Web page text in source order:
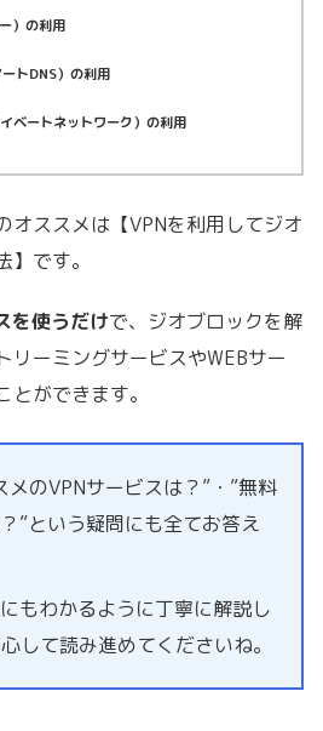
）の利用
トDNS）の利用
ベートネットワーク）の利用
オススメは【VPNを利用してジオ
です。
を使うだけで、ジオブロックを解
リーミングサービスやWEBサー
ができます。
のVPNサービスは？”・”無料
”という疑問にも全てお答え
もわかるように丁寧に解説し
して読み進めてくださいね。